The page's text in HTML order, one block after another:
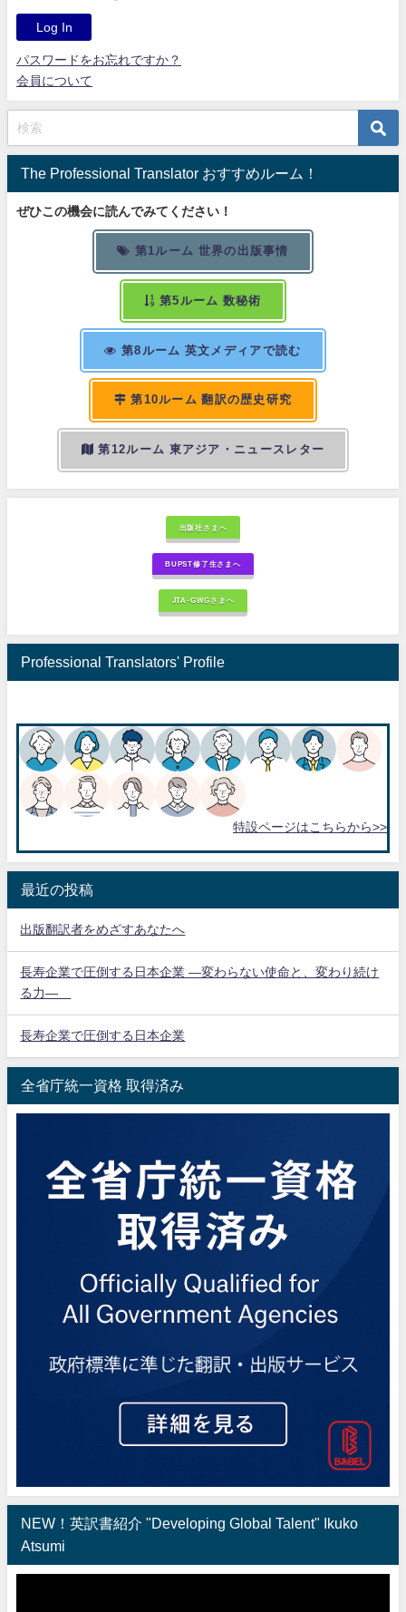
パスワードをお忘れですか？
会員について
The Professional Translator おすすめルーム！
ぜひこの機会に読んでみてください！
第1ルーム 世界の出版事情
第5ルーム 数秘術
第8ルーム 英文メディアで読む
第10ルーム 翻訳の歴史研究
第12ルーム 東アジア・ニュースレター
出版社さまへ
BUPST修了生さまへ
JTA-GWGさまへ
Professional Translators' Profile
特設ページはこちらから>>
最近の投稿
出版翻訳者をめざすあなたへ
長寿企業で圧倒する日本企業 ―変わらない使命と、変わり続け
る力―
長寿企業で圧倒する日本企業
全省庁統一資格 取得済み
NEW！英訳書紹介 "Developing Global Talent" Ikuko
Atsumi